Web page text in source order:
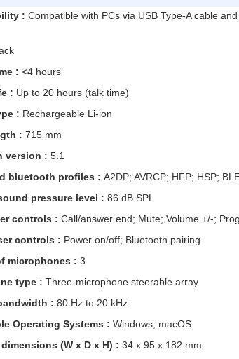
:Compatible with PCs via USB Type-A cable
:<4 hours
: Up to 20 hours (talk time)
: Rechargeable Li-ion
:715 mm
version :5.1
bluetooth profiles :A2DP; AVRCP; HFP; HSP;
pressure level :86 dB SPL
controls :Call/answer end; Mute; Volume +/-;
controls : Power on/off; Bluetooth pairing
microphones :3
type :Three-microphone steerable array
:80 Hz to 20 kHz
Operating Systems :Windows; macOS
(W x D x H) :34 x 95 x 182 mm